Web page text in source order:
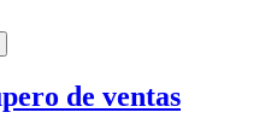
de ventas